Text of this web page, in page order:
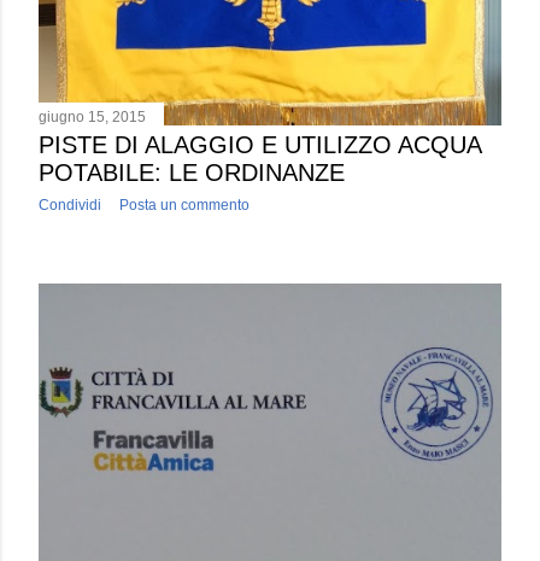
giugno 15, 2015
PISTE DI ALAGGIO E UTILIZZO ACQUA
POTABILE: LE ORDINANZE
Condividi Posta un commento